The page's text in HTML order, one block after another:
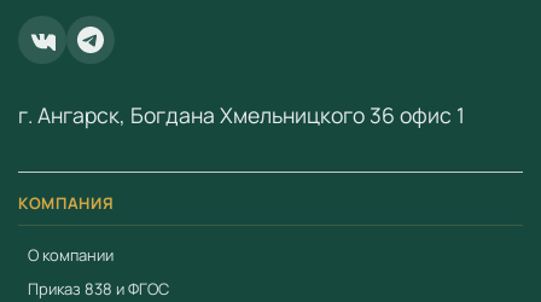
ООО «Учебный Стандарт» — поставщик
образовательного оборудования по ФГОС с 2018 года.
ИНН 3801158281.
КОМПАНИЯ
О компании
Приказ 838 и ФГОС
г. Ангарск, Богдана Хмельницкого 36 офис 1